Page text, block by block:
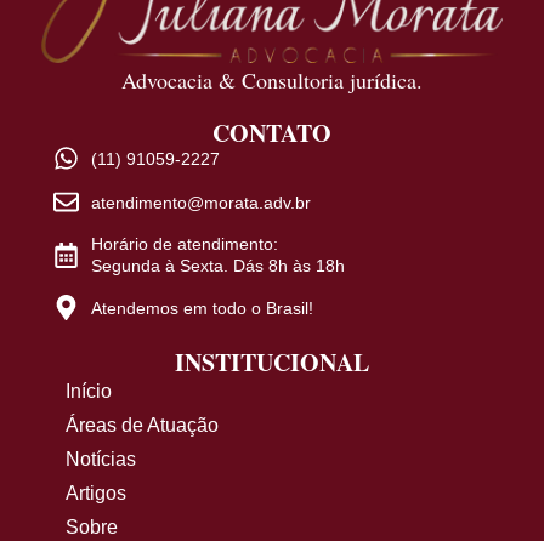
Advocacia & Consultoria jurídica.
CONTATO
(11) 91059-2227
atendimento@morata.adv.br
Horário de atendimento:
Segunda à Sexta. Dás 8h às 18h
Atendemos em todo o Brasil!
INSTITUCIONAL
Início
Áreas de Atuação
Notícias
Artigos
Sobre